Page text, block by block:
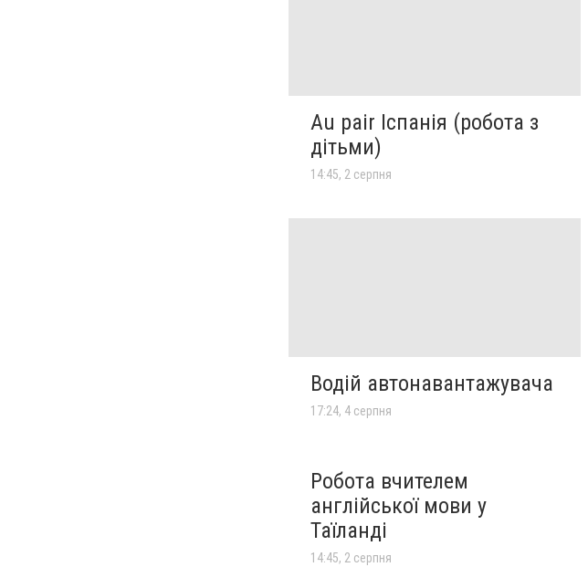
Au pair Іспанія (робота з
дітьми)
14:45, 2 серпня
Водій автонавантажувача
17:24, 4 серпня
Робота вчителем
англійської мови у
Таїланді
14:45, 2 серпня